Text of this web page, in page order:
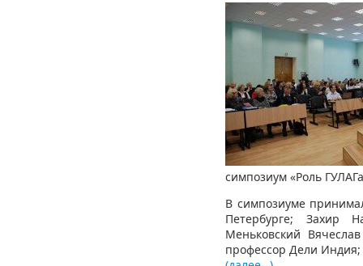
симпозиум «Роль
В симпозиуме
Петербурге; Захир
Меньковский
профессор Дели Индия;